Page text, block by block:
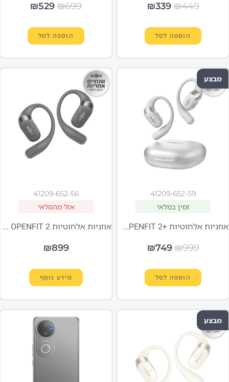
₪449
₪339
הוספה לסל
₪699
₪529
הוספה לסל
מבצע
41209-652-59
זמין במלאי
אוזניות אלחוטיות +Shokz OPENFIT 2 אפור
₪999
₪749
הוספה לסל
41209-652-56
אזל מהמלאי
אוזניות אלחוטיות Shokz OPENFIT 2 שחור
₪899
מידע נוסף
מבצע